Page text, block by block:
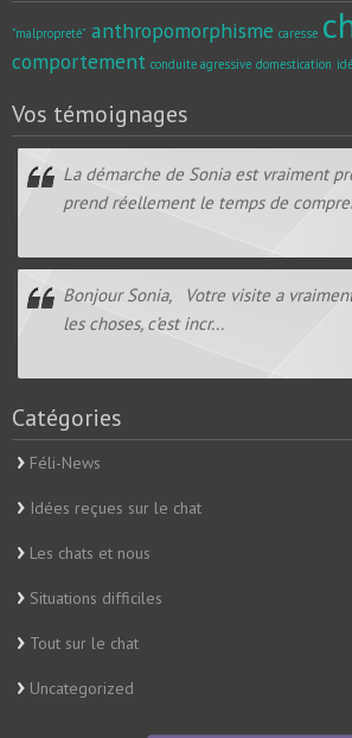
"malpropreté" anthropomorphisme caresse
comportement conduite agressive domestication
Vos témoignages
La démarche de Sonia est vraiment
prend réellement le temps de
Bonjour Sonia, Votre visite a
les choses, c’est incr...
Catégories
Féli-News
Idées reçues sur le chat
Les chats et nous
Situations difficiles
Tout sur le chat
Uncategorized